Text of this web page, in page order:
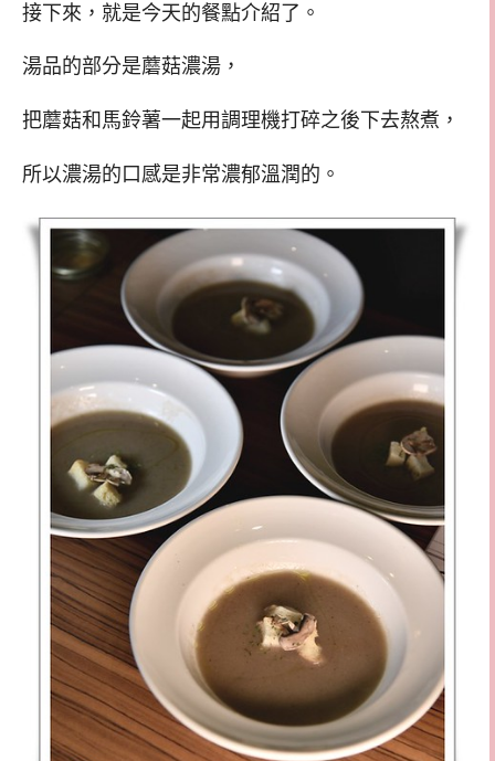
接下來，就是今天的餐點介紹了。
湯品的部分是蘑菇濃湯，
把蘑菇和馬鈴薯一起用調理機打碎之後下去熬煮，
所以濃湯的口感是非常濃郁溫潤的。